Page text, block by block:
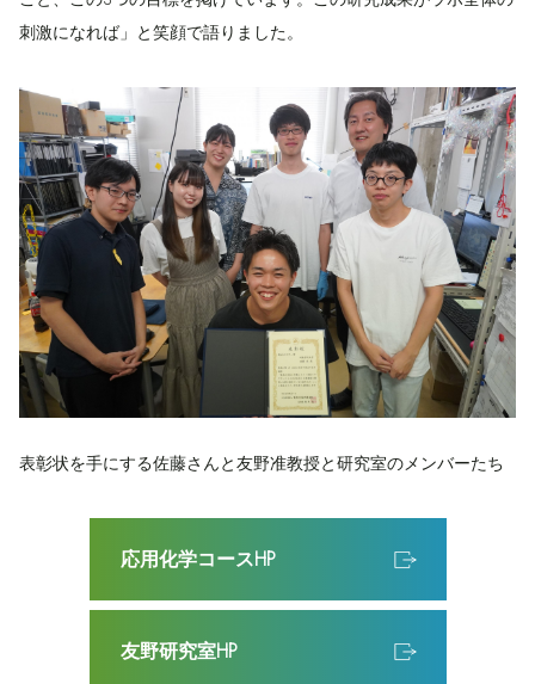
刺激になれば」と笑顔で語りました。
表彰状を手にする佐藤さんと友野准教授と研究室のメンバーたち
応用化学コースHP
友野研究室HP